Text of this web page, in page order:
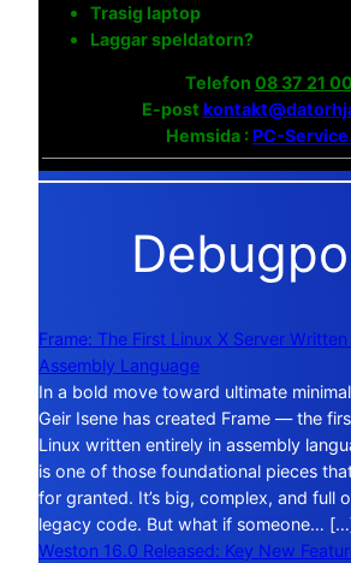
Trasig laptop
Laggar speldatorn?
Telefon 08 37 21 00
E-post
Hemsida :PC-
Frame: The First Linux X Server
Assembly Language
In a bold move toward ultimate
Geir Isene has created Frame — the
Linux written entirely in assembly
is one of those foundational pieces
for granted. It’s big, complex, and full
legacy code. But what if someone…
Weston 16.0 Released: Key New